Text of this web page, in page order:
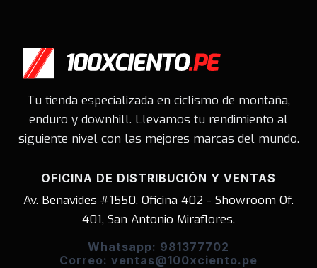
Tu tienda especializada en ciclismo de montaña,
enduro y downhill. Llevamos tu rendimiento al
siguiente nivel con las mejores marcas del mundo.
OFICINA DE DISTRIBUCIÓN Y VENTAS
Av. Benavides #1550. Oficina 402 - Showroom Of.
401, San Antonio Miraflores.
Whatsapp: 981377702
Correo: ventas@100xciento.pe